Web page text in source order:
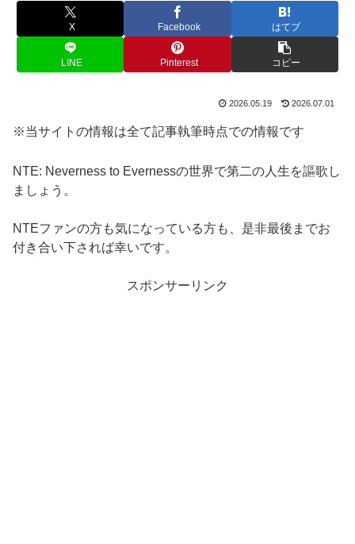
X Facebook はてブ
LINE Pinterest コピー
2026.05.19 2026.07.01
※当サイトの情報は全て記事執筆時点での情報です
NTE: Neverness to Evernessの世界で第二の人生を謳歌し
ましょう。
NTEファンの方も気になっている方も、是非最後までお
付き合い下されば幸いです。
スポンサーリンク